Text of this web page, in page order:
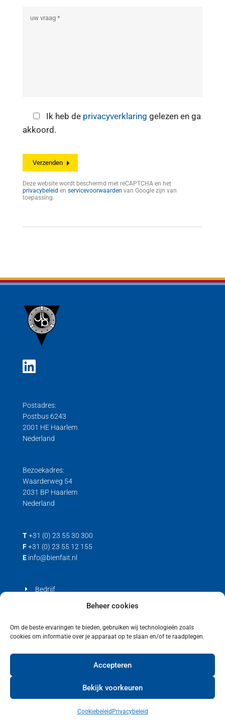
Beheer cookies
Om de beste ervaringen te bieden, gebruiken wij technologieën zoals
cookies om informatie over je apparaat op te slaan en/of te raadplegen.
Accepteren
Bekijk voorkeuren
Cookiebeleid Privacybeleid
Ik heb de privacyverklaring gelezen en ga
akkoord.
Deze website wordt beschermd met reCAPTCHA en het
privacybeleid en servicevoorwaarden van Google zijn van
toepassing.
Postadres:
Postbus 6243
2001 HE Haarlem
Nederland
Bezoekadres:
Waarderweg 54
2031 BP Haarlem
Nederland
T +31 (0) 23 55 30 300
F +31 (0) 23 55 12 155
E info@bienfait.nl
Bedrijf
Cookiebeleid (EU)
Copyright © 2021 Bienfait